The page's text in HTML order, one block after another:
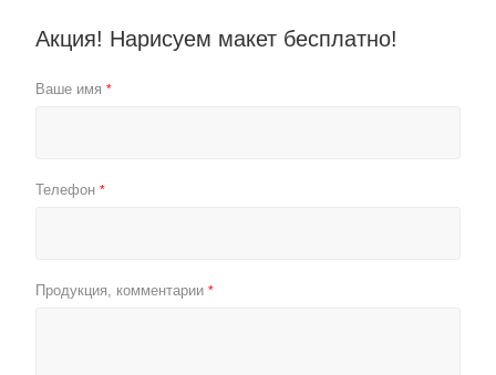
Акция! Нарисуем макет бесплатно!
Ваше имя *
Телефон *
Продукция, комментарии *